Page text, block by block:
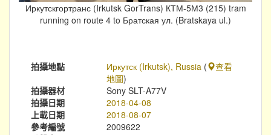
Иркутскгортранс (Irkutsk GorTrans) КТМ-5М3 (215) tram
running on route 4 to Братская ул. (Bratskaya ul.)
拍攝地點 Иркутск (Irkutsk), Russia (
查看
地圖)
拍攝器材
Sony SLT-A77V
拍攝日期
2018-04-08
上載日期
2018-08-07
參考編號
2009622